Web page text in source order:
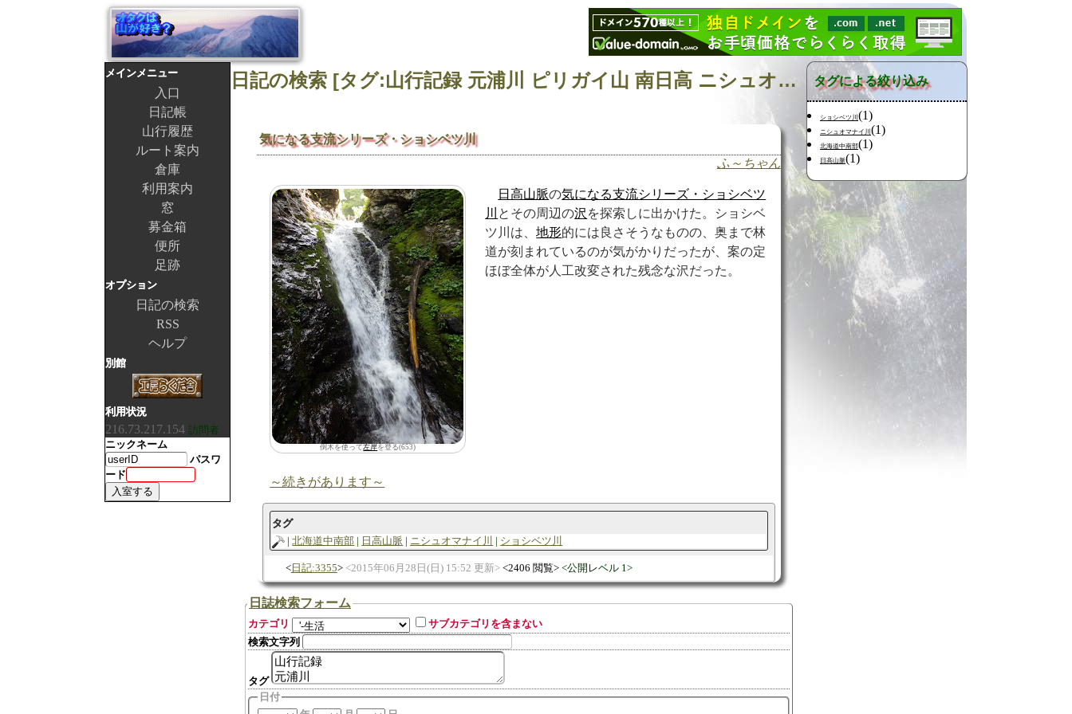
日記の検索 [タグ:山行記録 元浦川 ピリガイ山 南日高 ニシュオマナイ川/鹿追沢] 01～01(01件中)
気になる支流シリーズ・ショシベツ川
ふ～ちゃん
倒木を使って左岸を登る(653)
日高山脈の気になる支流シリーズ・ショシベツ
川
とその周辺の沢 を探索しに出かけた。ショシベ
ツ川は、地形的には良さそうなものの、奥まで林
道が刻まれているのが気がかりだったが、案の定
ほぼ全体が人工改変された残念な沢だった。
～続きがあります～
タグ
北海道中南部
日高山脈 ニシュオマナイ川 ショシベツ川
日記:3355 2015年06月28日(日) 15:52 更新 2406 閲覧 公開レベル 1
日誌検索フォーム
カテゴリ
サブカテゴリを含まない
検索文字列
タグ
日付
タグによる絞り込み
ショシベツ川 (1)
ニシュオマナイ川 (1)
北海道中南部(1)
日高山脈(1)
メインメニュー
入口
日記帳
山行履歴
ルート案内
倉庫
利用案内
窓
募金箱
便所
足跡
オプション
日記の検索
RSS
ヘルプ
別館
利用状況
216.73.217.154 訪問者
ニックネーム
パスワ
ード